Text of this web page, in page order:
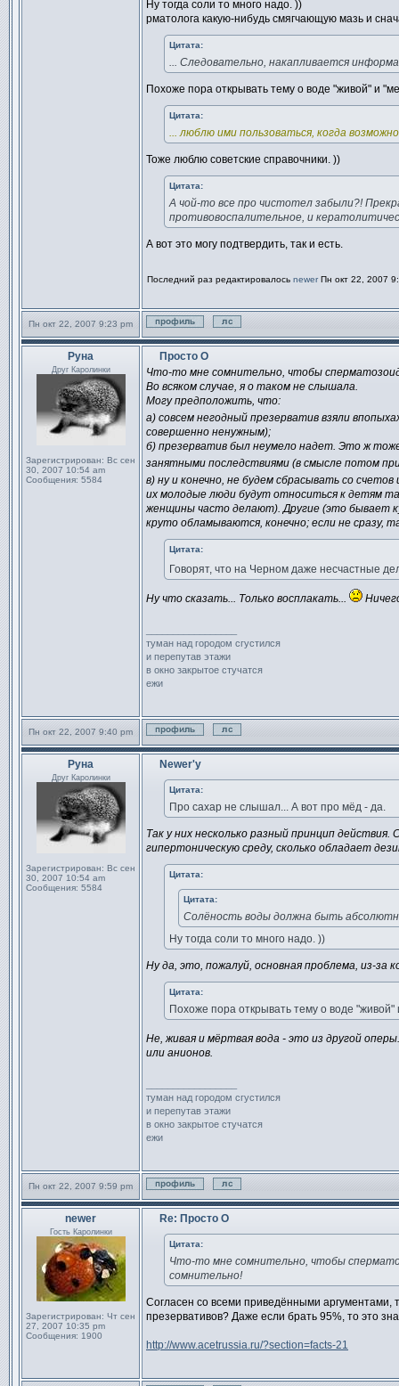
Ну тогда соли то много надо. ))
рматолога какую-нибудь смягчающую мазь и
Цитата:
... Следовательно, накапливается
Похоже пора открывать тему о воде "живой" и
Цитата:
... люблю ими пользоваться, когда
Тоже люблю советские справочники. ))
Цитата:
А чой-то все про чистотел забыли?!
противовоспалительное, и
А вот это могу подтвердить, так и есть.
Последний раз редактировалось newer Пн окт 22, 2007
Пн окт 22, 2007 9:23 pm
Профиль
Отправить личное
Руна
Друг Каролинки
Зарегистрирован: Вс сен
30, 2007 10:54 am
Сообщения: 5584
Просто О
Что-то мне сомнительно, чтобы
Во всяком случае, я о таком не слышала.
Могу предположить, что:
а) совсем негодный презерватив взяли
совершенно ненужным);
б) презерватив был неумело надет. Это ж
занятными последствиями (в смысле потом
в) ну и конечно, не будем сбрасывать со счетов
их молодые люди будут относиться к детям
женщины часто делают). Другие (это бывает
круто обламываются, конечно; если не сразу,
Цитата:
Говорят, что на Черном даже несчастные
Ну что сказать... Только восплакать...
туман над городом сгустился
и перепутав этажи
в окно закрытое стучатся
ежи
Пн окт 22, 2007 9:40 pm
Профиль
Отправить личное
Руна
Друг Каролинки
Зарегистрирован: Вс сен
30, 2007 10:54 am
Сообщения: 5584
Newer'у
Цитата:
Про сахар не слышал... А вот про мёд - да.
Так у них несколько разный принцип
гипертоническую среду, сколько обладает
Цитата:
Цитата:
Солёность воды должна быть
Ну тогда соли то много надо. ))
Ну да, это, пожалуй, основная проблема, из-за
Цитата:
Похоже пора открывать тему о воде "живой"
Не, живая и мёртвая вода - это из другой
или анионов.
туман над городом сгустился
и перепутав этажи
в окно закрытое стучатся
ежи
Пн окт 22, 2007 9:59 pm
Профиль
Отправить личное
newer
Гость Каролинки
Зарегистрирован: Чт сен
27, 2007 10:35 pm
Сообщения: 1900
Re: Просто О
Цитата:
Что-то мне сомнительно, чтобы
сомнительно!
Согласен со всеми приведёнными аргументами,
презервативов? Даже если брать 95%, то это
http://www.acetrussia.ru/?section=facts-21